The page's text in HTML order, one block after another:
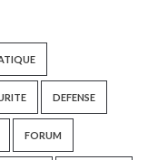
DEFENSE
FORUM